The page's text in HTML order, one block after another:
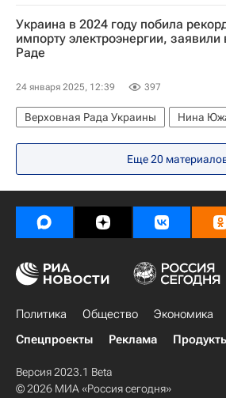
Дональд Трамп
Дмитрий Песков
Владимир Путин
Украина в 2024 году побила
импорту электроэнергии, заявили
Раде
24 января 2025, 12:39 397
Верховная Рада Украины
Нина
Владимир Зеленский
Украина
В мире
Еще 20
Политика Общество Экономика
Спецпроекты
Реклама
Версия 2023.1 Beta
© 2026 МИА «Россия сегодня»